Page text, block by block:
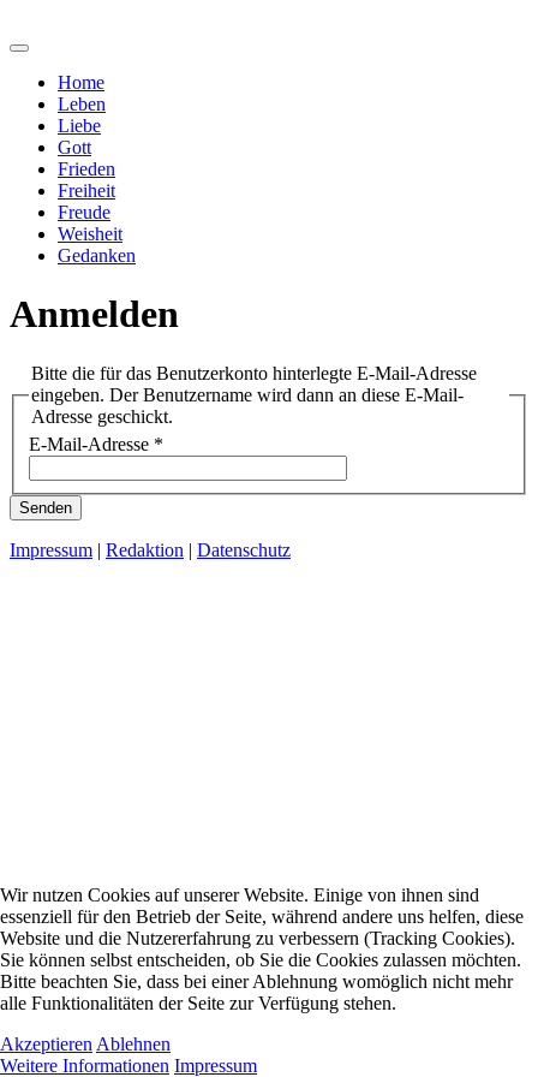
Home
Leben
Liebe
Gott
Frieden
Freiheit
Freude
Weisheit
Gedanken
Anmelden
Bitte die für das Benutzerkonto hinterlegte E-Mail-Adresse
eingeben. Der Benutzername wird dann an diese E-Mail-
Adresse geschickt.
E-Mail-Adresse *
Senden
Impressum Redaktion Datenschutz
Wir nutzen Cookies auf unserer Website. Einige von ihnen sind
essenziell für den Betrieb der Seite, während andere uns helfen, diese
Website und die Nutzererfahrung zu verbessern (Tracking Cookies).
Sie können selbst entscheiden, ob Sie die Cookies zulassen möchten.
Bitte beachten Sie, dass bei einer Ablehnung womöglich nicht mehr
alle Funktionalitäten der Seite zur Verfügung stehen.
Akzeptieren Ablehnen
Weitere Informationen Impressum